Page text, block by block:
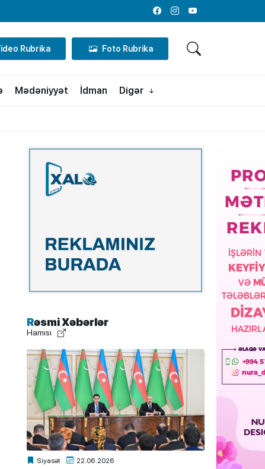
FacebookInstagramYoutube
Rubrika Foto Rubrika
Mədəniyyət İdman Digər
Rəsmi Xəbərlər
Hamısı
Siyasət 22.06.2026